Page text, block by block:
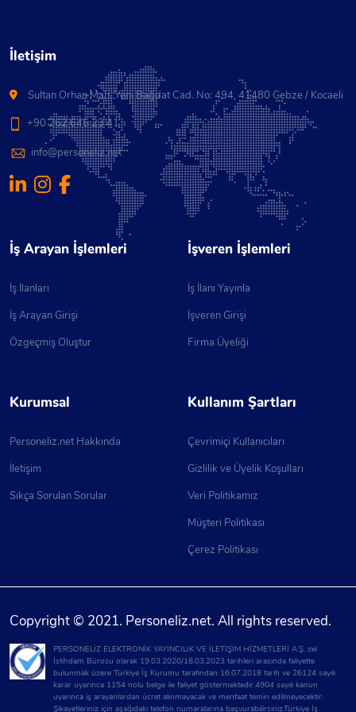
16:00 / 00:00 Vardiya Kartal - Kurtköy Arası İkamet
Eden Adaylar Tercih Edilecektir. Bay / Bayan CMM
Operatörü Arayışımız Mevcuttur
İletişim
Sultan Orhan Mah. Yeni Bağdat Cad. No: 494, 41480 Gebze / Kocaeli
+90 262 646 23 41
info@personeliz.net
İş Arayan İşlemleri
İş İlanları
İş Arayan Girişi
Özgeçmiş Oluştur
İşveren İşlemleri
İş İlanı Yayınla
İşveren Girişi
Firma Üyeliği
Kurumsal
Personeliz.net Hakkında
İletişim
Sıkça Sorulan Sorular
Kullanım Şartları
Çevrimiçi Kullanıcıları
Gizlilik ve Üyelik Koşulları
Veri Politikamız
Müşteri Politikası
Çerez Politikası
Copyright © 2021. Personeliz.net. All rights reserved.
PERSONELİZ ELEKTRONİK YAYINCILIK VE İLETİŞİM HİZMETLERİ A.Ş. zel
İstihdam Bürosu olarak 19.03.2020/18.03.2023 tarihleri arasında faliyette
bulunmak üzere Türkiye İş Kurumu tarafından 16.07.2018 tarih ve 26124 sayılı
karar uyarınca 1154 nolu belge ile faliyet göstermektedir.4904 sayılı kanun
uyarınca iş arayanlardan ücret alınmayacak ve menfaat temin edilmeyecektir.
Şikayetleriniz için aşağıdaki telefon numaralarına başvurabilirsiniz.Türkiye İş